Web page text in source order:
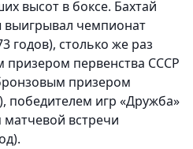
высот в боксе. Бахтай
выигрывал чемпионат
годов), столько же раз
призером первенства СССР
призером
победителем игр «Дружба»
матчевой встречи